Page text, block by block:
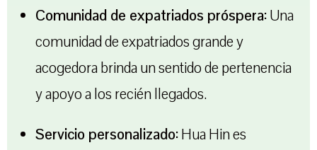
Comunidad de expatriados próspera:Una
comunidad de expatriados grande y
acogedora brinda un sentido de pertenencia
y apoyo a los recién llegados.
Servicio personalizado:Hua Hin es